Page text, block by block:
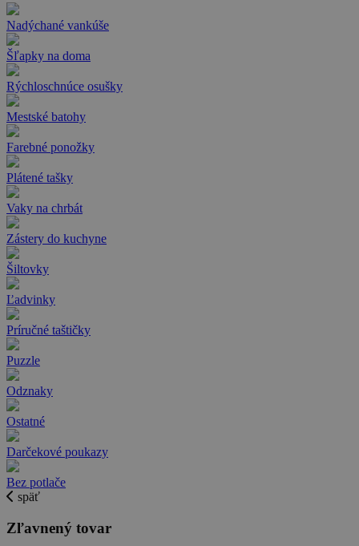
Nadýchané vankúše
Šľapky na doma
Rýchloschnúce osušky
Mestské batohy
Farebné ponožky
Plátené tašky
Vaky na chrbát
Zástery do kuchyne
Šiltovky
Ľadvinky
Príručné taštičky
Puzzle
Odznaky
Ostatné
Darčekové poukazy
Bez potlače
späť
Zľavnený tovar